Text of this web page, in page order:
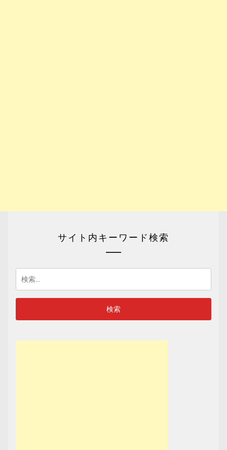
サイト内キーワード検索
検
索: